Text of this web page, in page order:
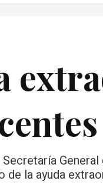
de la ayuda